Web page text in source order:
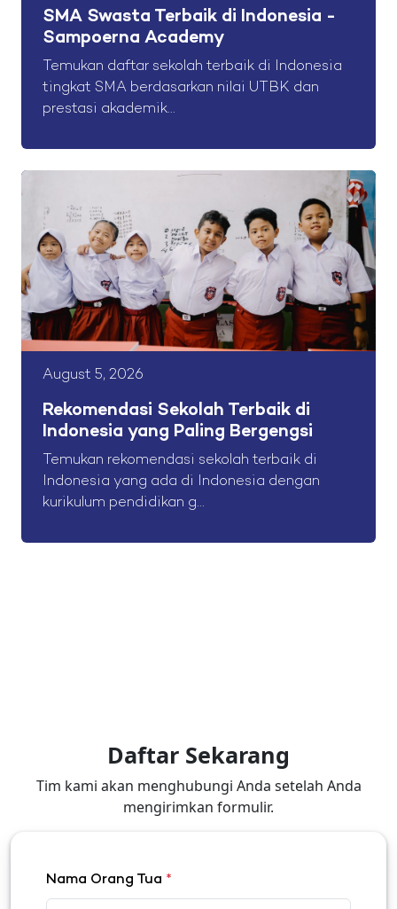
SMA Swasta Terbaik di Indonesia -
Sampoerna Academy
Temukan daftar sekolah terbaik di Indonesia
tingkat SMA berdasarkan nilai UTBK dan
prestasi akademik...
August 5, 2026
Rekomendasi Sekolah Terbaik di
Indonesia yang Paling Bergengsi
Temukan rekomendasi sekolah terbaik di
Indonesia yang ada di Indonesia dengan
kurikulum pendidikan g...
Daftar Sekarang
Tim kami akan menghubungi Anda setelah Anda
mengirimkan formulir.
Nama Orang Tua *